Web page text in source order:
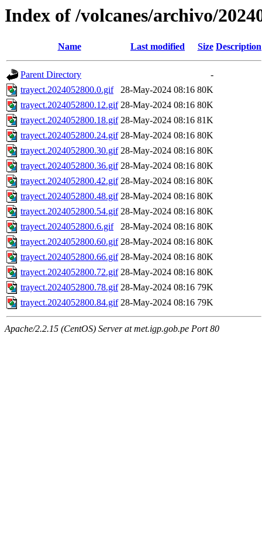
Index of /volcanes/archivo/
Name Last modified Size Description
Parent Directory
-
trayect.2024052800.0.gif
28-May-2024 08:16 80K
trayect.2024052800.12.gif 28-May-2024 08:16 80K
trayect.2024052800.18.gif 28-May-2024 08:16 81K
trayect.2024052800.24.gif 28-May-2024 08:16 80K
trayect.2024052800.30.gif 28-May-2024 08:16 80K
trayect.2024052800.36.gif 28-May-2024 08:16 80K
trayect.2024052800.42.gif 28-May-2024 08:16 80K
trayect.2024052800.48.gif 28-May-2024 08:16 80K
trayect.2024052800.54.gif 28-May-2024 08:16 80K
trayect.2024052800.6.gif
28-May-2024 08:16 80K
trayect.2024052800.60.gif 28-May-2024 08:16 80K
trayect.2024052800.66.gif 28-May-2024 08:16 80K
trayect.2024052800.72.gif 28-May-2024 08:16 80K
trayect.2024052800.78.gif 28-May-2024 08:16 79K
trayect.2024052800.84.gif 28-May-2024 08:16 79K
Apache/2.2.15 (CentOS) Server at met.igp.gob.pe Port 80